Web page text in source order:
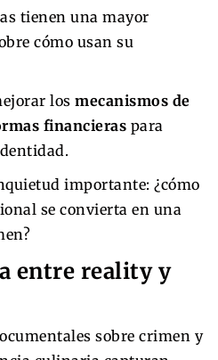
tienen una mayor
cómo usan su
los mecanismos de
financieras para
importante: ¿cómo
se convierta en una
entre reality y
sobre crimen y